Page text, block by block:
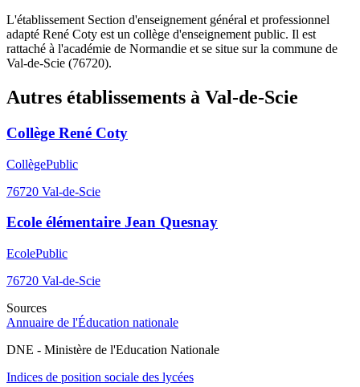
L'établissement Section d'enseignement général et professionnel
adapté René Coty est un collège d'enseignement public. Il est
rattaché à l'académie de Normandie et se situe sur la commune de
Val-de-Scie (76720).
Autres établissements à Val-de-Scie
Collège René Coty
CollègePublic
76720 Val-de-Scie
Ecole élémentaire Jean Quesnay
EcolePublic
76720 Val-de-Scie
Sources
Annuaire de l'Éducation nationale
DNE - Ministère de l'Education Nationale
Indices de position sociale des lycées